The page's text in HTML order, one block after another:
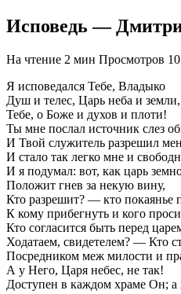
Исповедь —
На чтение 2 мин Просмотров 10
Я исповедался Тебе, Владыко
Душ и телес, Царь неба и земли,
Тебе, о Боже и духов и плоти!
Ты мне послал источник слез
И Твой служитель разрешил
И стало так легко мне и
И я подумал: вот, как царь
Положит гнев за некую вину,
Кто разрешит? — кто покаянье
К кому прибегнуть и кого
Кто согласится быть перед
Ходатаем, свидетелем? — Кто
Посредником меж милости и
А у Него, Царя небес, не так!
Доступен в каждом храме Он; а